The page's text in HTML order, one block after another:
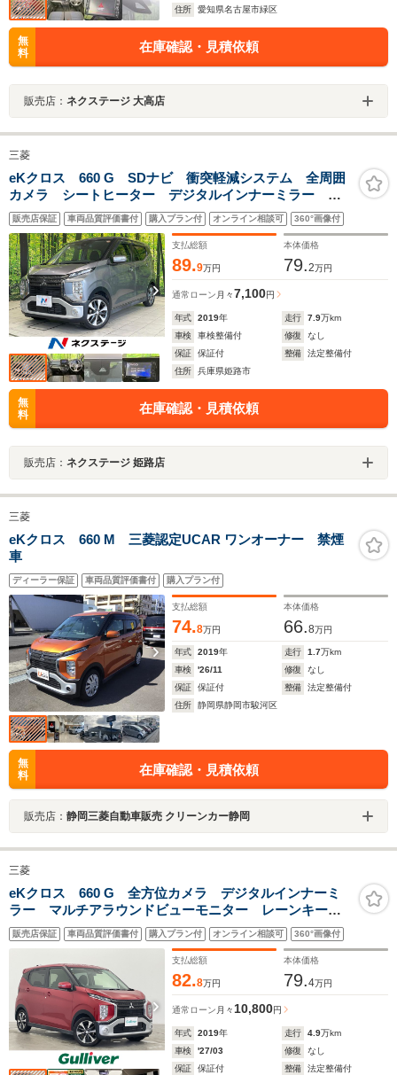
住所
愛知県名古屋市緑区
無
料
在庫確認・見積依頼
販売店： ネクステージ 大高店
三菱
eKクロス 660 G SDナビ 衝突軽減システム 全周囲
カメラ シートヒーター デジタルインナーミラー オ
ートライト LEDヘッドライト シートヒーター フル
セグTV アイドリングストップ ETC
販売店保証 車両品質評価書付 購入プラン付 オンライン相談可 360°画像付
支払総額
89.9万円
本体価格
79.2万円
通常ローン 月々7,100円
年式 2019年 走行 7.9万km
車検
車検整備付 修復
なし
保証
保証付 整備
法定整備付
住所
兵庫県姫路市
無
料
在庫確認・見積依頼
販売店： ネクステージ 姫路店
三菱
eKクロス 660 M 三菱認定UCAR ワンオーナー 禁煙
車
ディーラー保証 車両品質評価書付 購入プラン付
支払総額
74.8万円
本体価格
66.8万円
年式 2019年 走行 1.7万km
車検
'26/11 修復
なし
保証
保証付 整備
法定整備付
住所
静岡県静岡市駿河区
無
料
在庫確認・見積依頼
販売店： 静岡三菱自動車販売 クリーンカー静岡
三菱
eKクロス 660 G 全方位カメラ デジタルインナーミ
ラー マルチアラウンドビューモニター レーンキープ
アシスト 衝突軽減パーキングセンサー ドライブレコ
ーダー LEDヘッドライト オートライト シートヒー
販売店保証 車両品質評価書付 購入プラン付 オンライン相談可 360°画像付
支払総額
82.8万円
本体価格
79.4万円
通常ローン 月々10,800円
年式 2019年 走行 4.9万km
車検
'27/03 修復
なし
保証
保証付 整備 法定整備付